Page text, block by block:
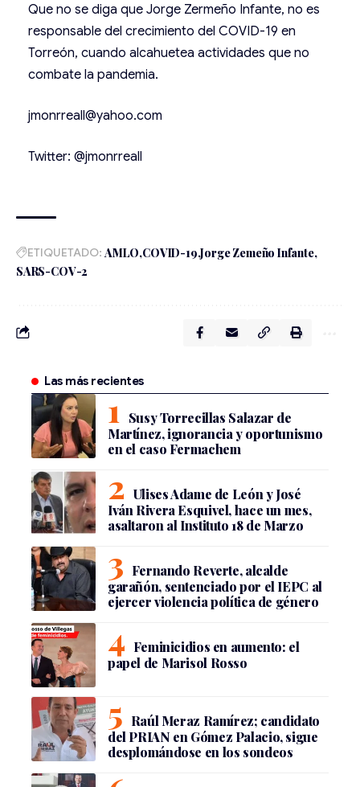
Que no se diga que Jorge Zermeño Infante, no es
responsable del crecimiento del COVID-19 en
Torreón, cuando alcahuetea actividades que no
combate la pandemia.
jmonrreall@yahoo.com
Twitter: @jmonrreall
ETIQUETADO: AMLO COVID-19 Jorge Zemeño Infante
SARS-COV-2
Las más recientes
Susy Torrecillas Salazar de
Martínez, ignorancia y oportunismo
en el caso Fermachem
Ulises Adame de León y José
Iván Rivera Esquivel, hace un mes,
asaltaron al Instituto 18 de Marzo
Fernando Reverte, alcalde
garañón, sentenciado por el IEPC al
ejercer violencia política de género
Feminicidios en aumento: el
papel de Marisol Rosso
Raúl Meraz Ramírez; candidato
del PRIAN en Gómez Palacio, sigue
desplomándose en los sondeos